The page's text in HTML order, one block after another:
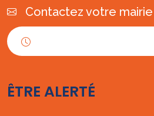
Contactez votre mairie
ÊTRE ALERTÉ